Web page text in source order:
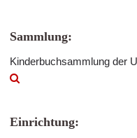
Sammlung:
Kinderbuchsammlung der
Einrichtung: